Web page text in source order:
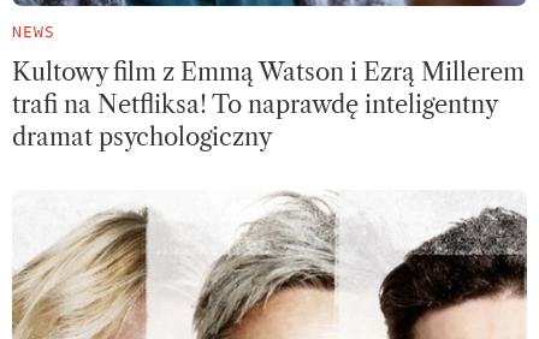
NEWS
Kultowy film z Emmą Watson i Ezrą Millerem
trafi na Netfliksa! To naprawdę inteligentny
dramat psychologiczny